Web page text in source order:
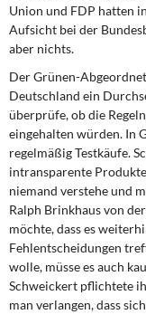
Rosa-
Über mich
Kontakt
Union und FDP hatten
Aufsicht bei der
aber nichts.
Der Grünen-
Deutschland ein
überprüfe, ob die
eingehalten würden. In
regelmäßig Testkäufe.
intransparente
niemand verstehe und
Ralph Brinkhaus von
möchte, dass es
Fehlentscheidungen
wolle, müsse es auch
Schweickert pflichtete
man verlangen, dass